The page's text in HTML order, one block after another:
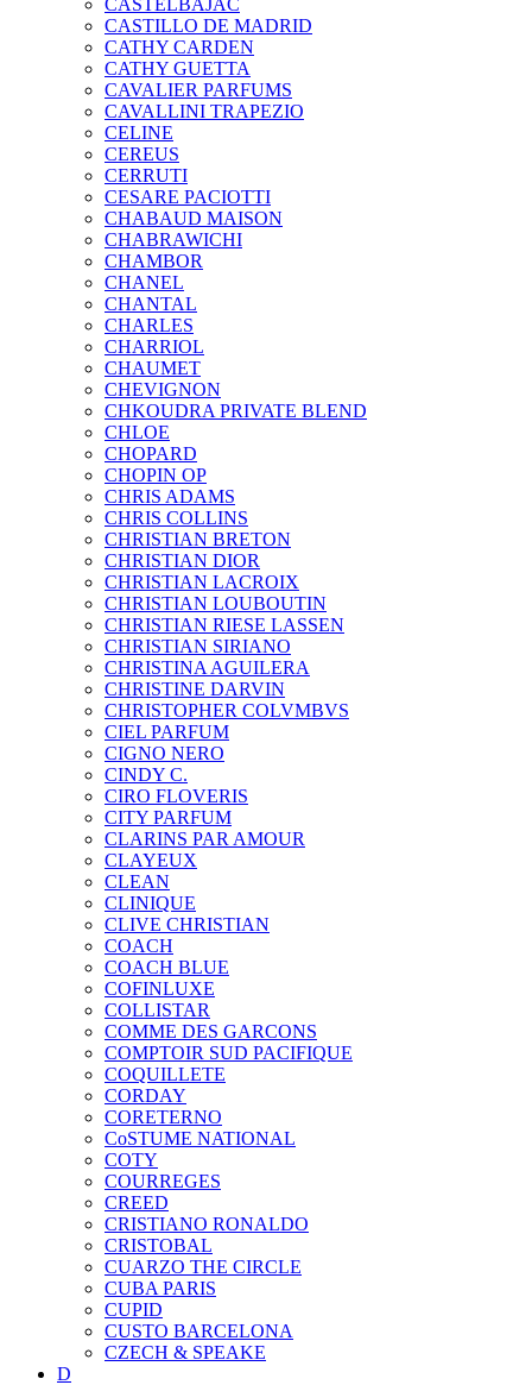
CASTELBAJAC
CASTILLO DE MADRID
CATHY CARDEN
CATHY GUETTA
CAVALIER PARFUMS
CAVALLINI TRAPEZIO
CELINE
CEREUS
CERRUTI
CESARE PACIOTTI
CHABAUD MAISON
CHABRAWICHI
CHAMBOR
CHANEL
CHANTAL
CHARLES
CHARRIOL
CHAUMET
CHEVIGNON
CHKOUDRA PRIVATE BLEND
CHLOE
CHOPARD
CHOPIN OP
CHRIS ADAMS
CHRIS COLLINS
CHRISTIAN BRETON
CHRISTIAN DIOR
CHRISTIAN LACROIX
CHRISTIAN LOUBOUTIN
CHRISTIAN RIESE LASSEN
CHRISTIAN SIRIANO
CHRISTINA AGUILERA
CHRISTINE DARVIN
CHRISTOPHER COLVMBVS
CIEL PARFUM
CIGNO NERO
CINDY C.
CIRO FLOVERIS
CITY PARFUM
CLARINS PAR AMOUR
CLAYEUX
CLEAN
CLINIQUE
CLIVE CHRISTIAN
COACH
COACH BLUE
COFINLUXE
COLLISTAR
COMME DES GARCONS
COMPTOIR SUD PACIFIQUE
COQUILLETE
CORDAY
CORETERNO
CoSTUME NATIONAL
COTY
COURREGES
CREED
CRISTIANO RONALDO
CRISTOBAL
CUARZO THE CIRCLE
CUBA PARIS
CUPID
CUSTO BARCELONA
CZECH & SPEAKE
D